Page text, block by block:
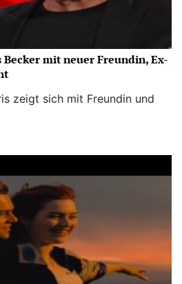
mit neuer Freundin, Ex-
zeigt sich mit Freundin und